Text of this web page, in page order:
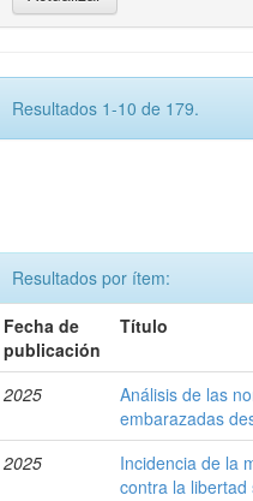
Resultados 1-10 de 179.
Resultados por ítem:
Fecha de
publicación
Título
2025
Análisis de las
embarazadas
2025
Incidencia de la
contra la libertad